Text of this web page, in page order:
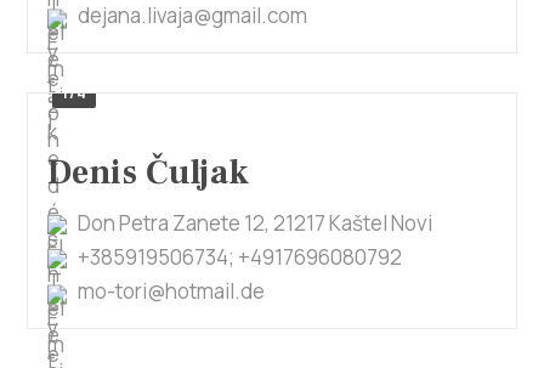
dejana.livaja@gmail.com
1/4
Denis Čuljak
Don Petra Zanete 12, 21217 Kaštel Novi
+385919506734; +4917696080792
mo-tori@hotmail.de